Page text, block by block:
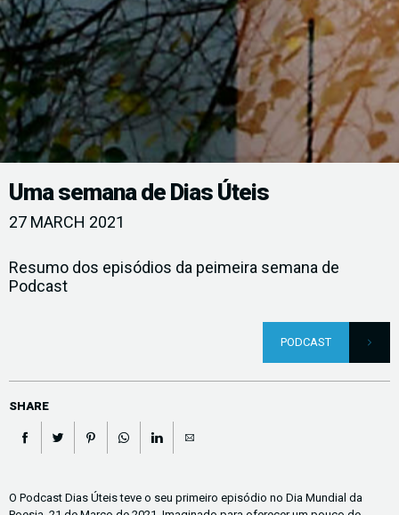
Uma semana de Dias Úteis
27 MARCH 2021
Resumo dos episódios da peimeira semana de
Podcast
PODCAST
SHARE
O Podcast Dias Úteis teve o seu primeiro episódio no Dia Mundial da